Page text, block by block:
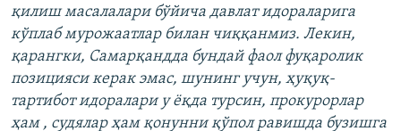
қилиш масалалари бўйича давлат идораларига
кўплаб мурожаатлар билан чиққанмиз. Лекин,
қарангки, Самарқандда бундай фаол фуқаролик
позицияси керак эмас, шунинг учун, ҳуқуқ-
тартибот идоралари у ёқда турсин, прокурорлар
ҳам , судялар ҳам қонунни қўпол равишда бузишга